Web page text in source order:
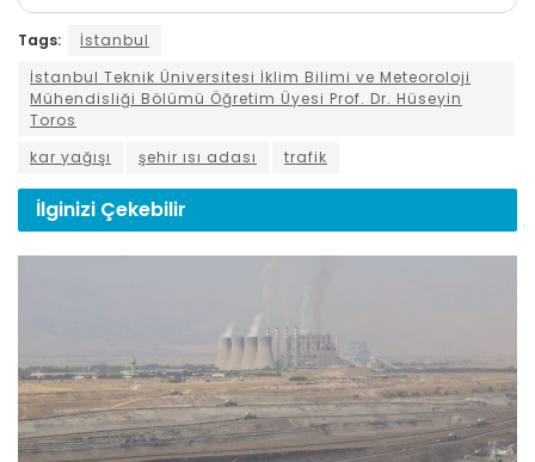
Tags:
İstanbul
İstanbul Teknik Üniversitesi İklim Bilimi ve Meteoroloji
Mühendisliği Bölümü Öğretim Üyesi Prof. Dr. Hüseyin
Toros
kar yağışı
şehir ısı adası trafik
İlginizi Çekebilir